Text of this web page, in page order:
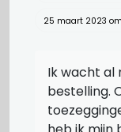
25 maart 2023 om
Ik wacht al
bestelling.